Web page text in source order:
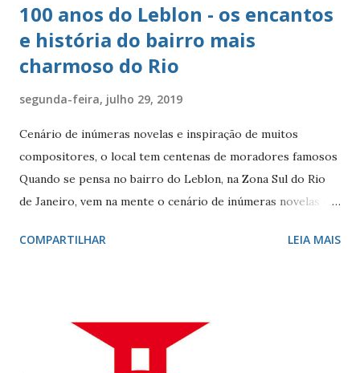
100 anos do Leblon - os encantos
e história do bairro mais
charmoso do Rio
segunda-feira, julho 29, 2019
Cenário de inúmeras novelas e inspiração de muitos
compositores, o local tem centenas de moradores famosos
Quando se pensa no bairro do Leblon, na Zona Sul do Rio
de Janeiro, vem na mente o cenário de inúmeras novelas de
compositores e poetas. Como defini-lo? Calmo e elegante.
pelo seu cartão-postal: o mar e o Morro Dois Irmãos. A
COMPARTILHAR LEIA MAIS